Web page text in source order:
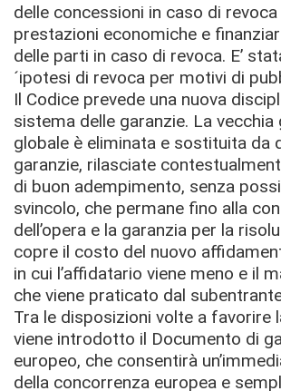
delle concessioni in caso di revoca
prestazioni economiche e
delle parti in caso di revoca. E’
´ipotesi di revoca per motivi di
Il Codice prevede una nuova
sistema delle garanzie. La vecchia
globale è eliminata e sostituita da
garanzie, rilasciate
di buon adempimento, senza
svincolo, che permane fino alla
dell’opera e la garanzia per la
copre il costo del nuovo
in cui l’affidatario viene meno e il
che viene praticato dal
Tra le disposizioni volte a favorire
viene introdotto il Documento di
europeo, che consentirà
della concorrenza europea e